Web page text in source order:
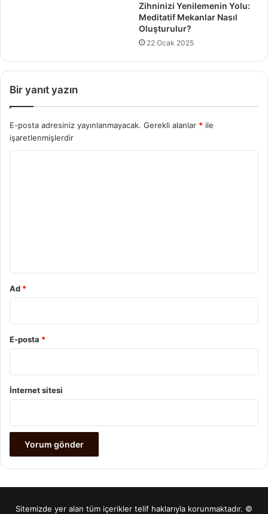
Zihninizi Yenilemenin Yolu:
Meditatif Mekanlar Nasıl
Oluşturulur?
22 Ocak 2025
Bir yanıt yazın
E-posta adresiniz yayınlanmayacak. Gerekli alanlar * ile
işaretlenmişlerdir
Ad *
E-posta *
İnternet sitesi
Sitemizde yer alan tüm içerikler telif haklarıyla korunmaktadır. ©